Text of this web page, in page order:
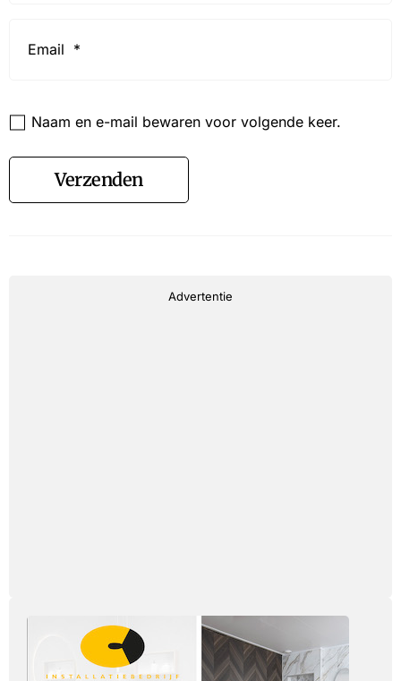
Naam en e-mail bewaren voor volgende keer.
Verzenden
Advertentie